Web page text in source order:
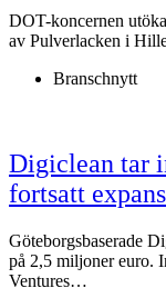
DOT-koncernen
av Pulverlacken i
Branschnytt
Digiclean tar
fortsatt
Göteborgsbaserade
på 2,5 miljoner euro.
Ventures…